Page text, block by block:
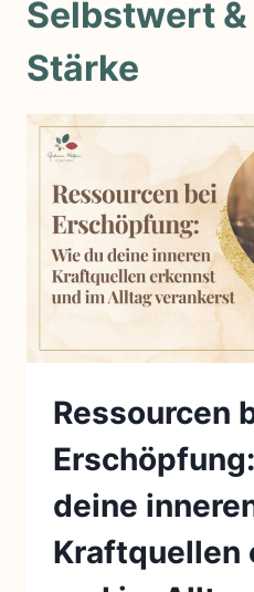
Selbstwert
Stärke
Ressourcen
deine
Kraftquellen